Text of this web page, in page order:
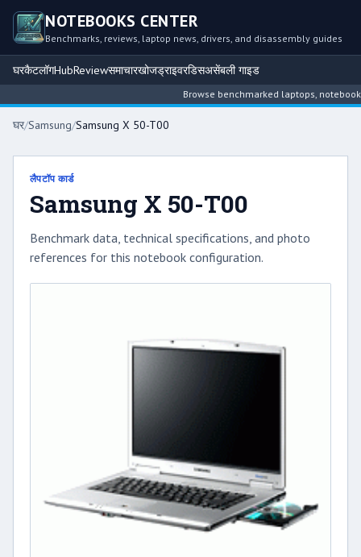
NOTEBOOKS CENTER
Benchmarks, reviews, laptop news, drivers, and disassembly guides
घरकैटलॉगHubReviewसमाचारखोजड्राइवरडिसअसेंबली गाइड
Browse benchmarked laptops, notebook
घर/Samsung/Samsung X 50-T00
लैपटॉप कार्ड
Samsung X 50-T00
Benchmark data, technical specifications, and photo
references for this notebook configuration.